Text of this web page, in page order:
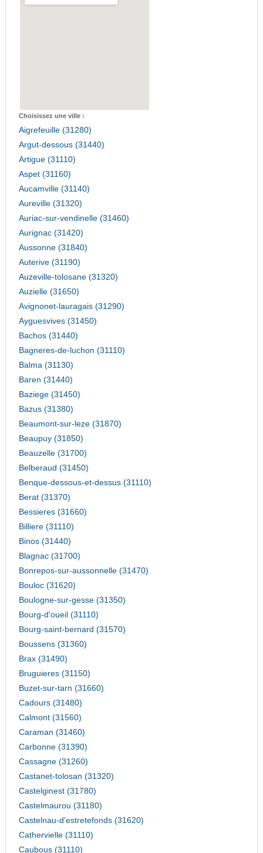
Choisissez une ville :
Aigrefeuille (31280)
Argut-dessous (31440)
Artigue (31110)
Aspet (31160)
Aucamville (31140)
Aureville (31320)
Auriac-sur-vendinelle (31460)
Aurignac (31420)
Aussonne (31840)
Auterive (31190)
Auzeville-tolosane (31320)
Auzielle (31650)
Avignonet-lauragais (31290)
Ayguesvives (31450)
Bachos (31440)
Bagneres-de-luchon (31110)
Balma (31130)
Baren (31440)
Baziege (31450)
Bazus (31380)
Beaumont-sur-leze (31870)
Beaupuy (31850)
Beauzelle (31700)
Belberaud (31450)
Benque-dessous-et-dessus (31110)
Berat (31370)
Bessieres (31660)
Billiere (31110)
Binos (31440)
Blagnac (31700)
Bonrepos-sur-aussonnelle (31470)
Bouloc (31620)
Boulogne-sur-gesse (31350)
Bourg-d'oueil (31110)
Bourg-saint-bernard (31570)
Boussens (31360)
Brax (31490)
Bruguieres (31150)
Buzet-sur-tarn (31660)
Cadours (31480)
Calmont (31560)
Caraman (31460)
Carbonne (31390)
Cassagne (31260)
Castanet-tolosan (31320)
Castelginest (31780)
Castelmaurou (31180)
Castelnau-d'estretefonds (31620)
Cathervielle (31110)
Caubous (31110)